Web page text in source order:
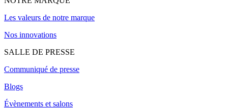
Les valeurs de notre marque
Nos innovations
SALLE DE PRESSE
Communiqué de presse
Blogs
Évènements et salons